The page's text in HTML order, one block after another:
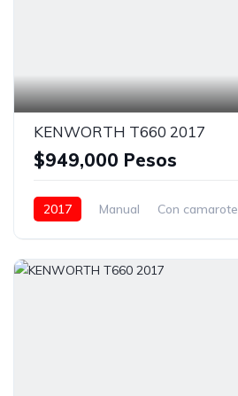
KENWORTH T660 2017
$949,000 Pesos
2017 Manual Con camarote